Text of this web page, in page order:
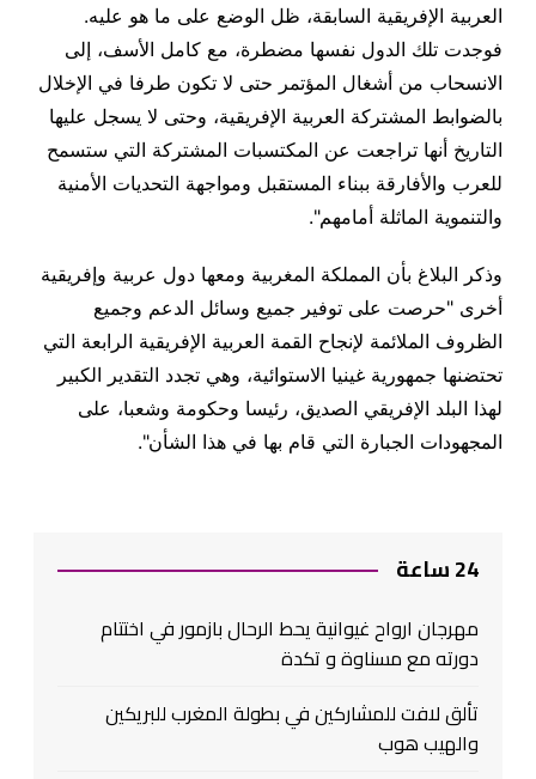
العربية الإفريقية السابقة، ظل الوضع على ما هو عليه.
فوجدت تلك الدول نفسها مضطرة، مع كامل الأسف، إلى
الانسحاب من أشغال المؤتمر حتى لا تكون طرفا في الإخلال
بالضوابط المشتركة العربية الإفريقية، وحتى لا يسجل عليها
التاريخ أنها تراجعت عن المكتسبات المشتركة التي ستسمح
للعرب والأفارقة ببناء المستقبل ومواجهة التحديات الأمنية
والتنموية الماثلة أمامهم".
وذكر البلاغ بأن المملكة المغربية ومعها دول عربية وإفريقية
أخرى "حرصت على توفير جميع وسائل الدعم وجميع
الظروف الملائمة لإنجاح القمة العربية الإفريقية الرابعة التي
تحتضنها جمهورية غينيا الاستوائية، وهي تجدد التقدير الكبير
لهذا البلد الإفريقي الصديق، رئيسا وحكومة وشعبا، على
المجهودات الجبارة التي قام بها في هذا الشأن".
24 ساعة
مهرجان ارواح غيوانية يحط الرحال بازمور في اختتام
دورته مع مسناوة و تكدة
تألق لافت للمشاركين في بطولة المغرب للبريكين
والهيب هوب